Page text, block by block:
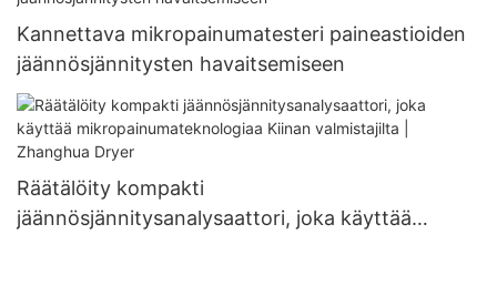
Kannettava mikropainumatesteri paineastioiden
jäännösjännitysten havaitsemiseen
Räätälöity kompakti
jäännösjännitysanalysaattori, joka käyttää